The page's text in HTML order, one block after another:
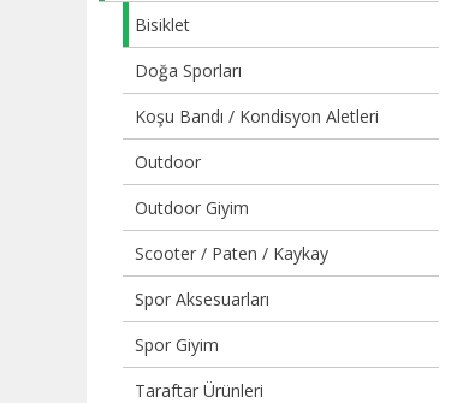
Bisiklet
Doğa Sporları
Koşu Bandı / Kondisyon Aletleri
Outdoor
Outdoor Giyim
Scooter / Paten / Kaykay
Spor Aksesuarları
Spor Giyim
Taraftar Ürünleri